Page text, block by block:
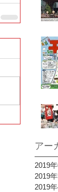
アー
2019
2019
2019